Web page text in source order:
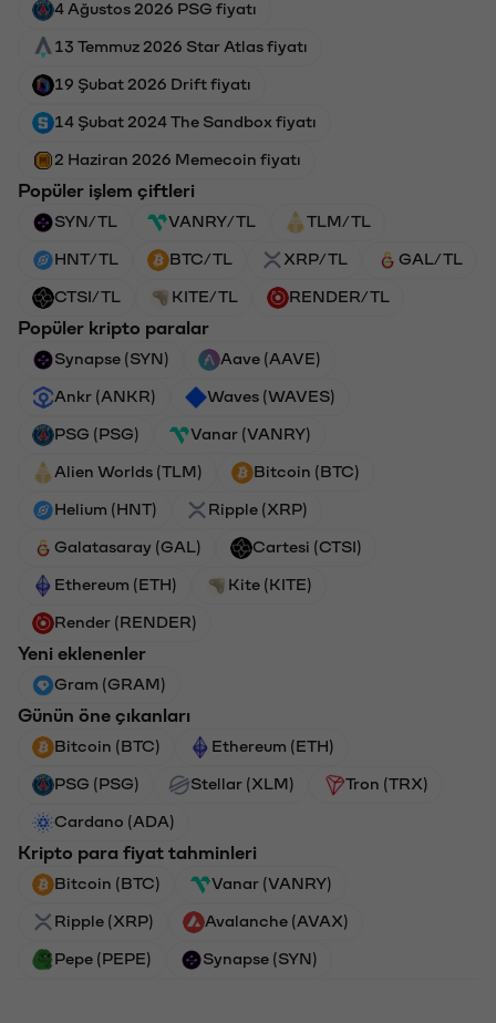
4 Ağustos 2026 PSG fiyatı
13 Temmuz 2026 Star Atlas fiyatı
19 Şubat 2026 Drift fiyatı
14 Şubat 2024 The Sandbox fiyatı
2 Haziran 2026 Memecoin fiyatı
Popüler işlem çiftleri
SYN/TL VANRY/TL TLM/TL
HNT/TL BTC/TL XRP/TL GAL/TL
CTSI/TL KITE/TL RENDER/TL
Popüler kripto paralar
Synapse (SYN) Aave (AAVE)
Ankr (ANKR) Waves (WAVES)
PSG (PSG) Vanar (VANRY)
Alien Worlds (TLM) Bitcoin (BTC)
Helium (HNT) Ripple (XRP)
Galatasaray (GAL) Cartesi (CTSI)
Ethereum (ETH) Kite (KITE)
Render (RENDER)
Yeni eklenenler
Gram (GRAM)
Günün öne çıkanları
Bitcoin (BTC) Ethereum (ETH)
PSG (PSG) Stellar (XLM) Tron (TRX)
Cardano (ADA)
Kripto para fiyat tahminleri
Bitcoin (BTC) Vanar (VANRY)
Ripple (XRP) Avalanche (AVAX)
Pepe (PEPE) Synapse (SYN)